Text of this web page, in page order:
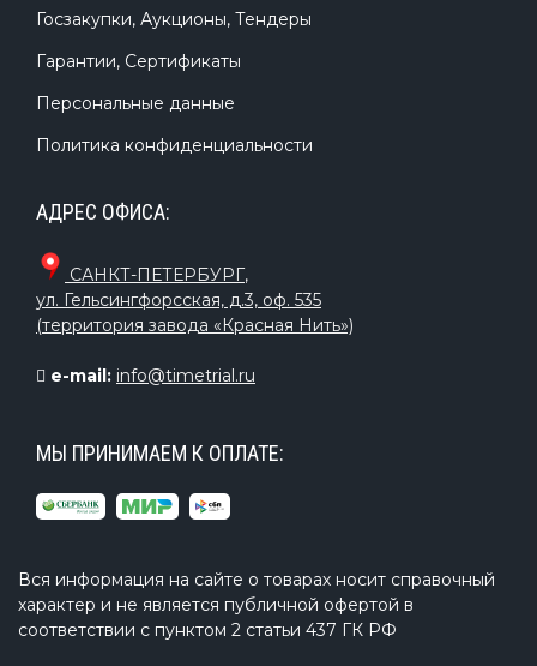
Госзакупки, Аукционы, Тендеры
Гарантии, Сертификаты
Персональные данные
Политика конфиденциальности
АДРЕС ОФИСА:
САНКТ-ПЕТЕРБУРГ,
ул. Гельсингфорсская, д.3, оф. 535
(территория завода «Красная Нить»)
e-mail: info@timetrial.ru
МЫ ПРИНИМАЕМ К ОПЛАТЕ:
Вся информация на сайте о товарах носит справочный
характер и не является публичной офертой в
соответствии с пунктом 2 статьи 437 ГК РФ